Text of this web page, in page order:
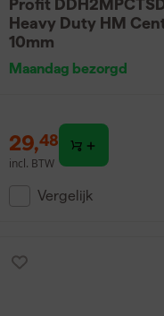
Profit
Heavy Duty HM
10mm
Maandag bezorgd
29,48
incl. BTW
Vergelijk